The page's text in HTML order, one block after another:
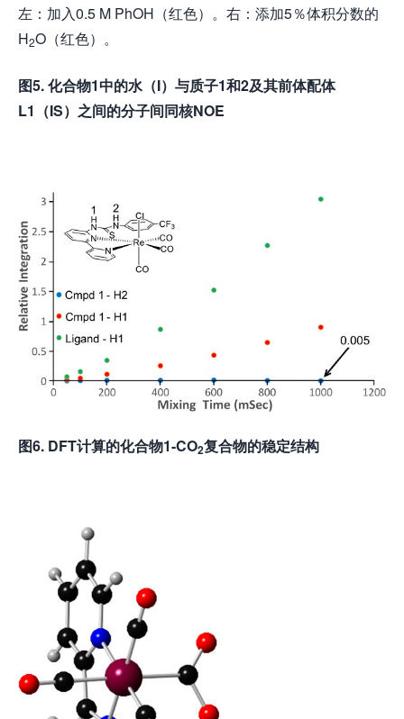
左：加入0.5 M PhOH（红色）。右：添加5％体积分数的
H2O（红色）。
图5.化合物1中的水（I）与质子1和2及其前体配体
L1 （IS）之间的分子间同核NOE
图6. DFT计算的化合物1-CO2复合物的稳定结构